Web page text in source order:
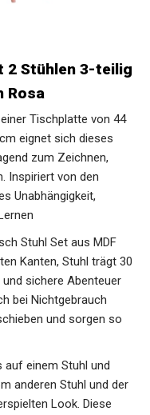
2 Stühlen 3-teilig
Rosa
Tischplatte von 44
eignet sich dieses
zum Zeichnen,
Inspiriert von den
Unabhängigkeit,
Stuhl Set aus MDF
Kanten, Stuhl trägt 30
sichere Abenteuer
bei Nichtgebrauch
und sorgen so
auf einem Stuhl und
anderen Stuhl und der
Look. Diese